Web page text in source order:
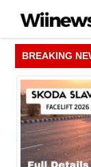
content
BREAKING
सूची अपडेट